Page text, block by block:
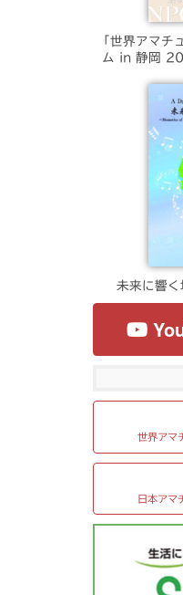
「世界アマチ
ム in 静岡
未来に響
世界アマ
日本アマ